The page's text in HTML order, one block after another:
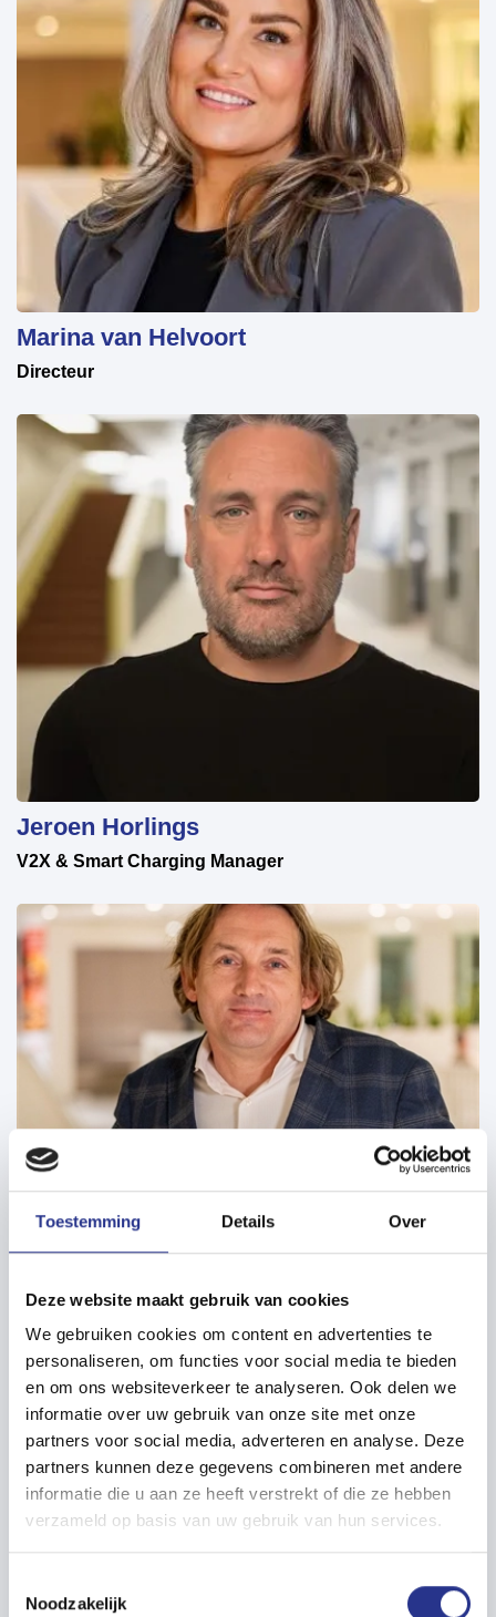
Toestemming Details Over
Deze website maakt gebruik van cookies
We gebruiken cookies om content en advertenties te
personaliseren, om functies voor social media te bieden
en om ons websiteverkeer te analyseren. Ook delen we
informatie over uw gebruik van onze site met onze
partners voor social media, adverteren en analyse. Deze
partners kunnen deze gegevens combineren met andere
informatie die u aan ze heeft verstrekt of die ze hebben
verzameld op basis van uw gebruik van hun services.
Noodzakelijk
Marina van Helvoort
Directeur
Jeroen Horlings
V2X & Smart Charging Manager
Jos van den Bergh
Coördinator PR & Communicatie